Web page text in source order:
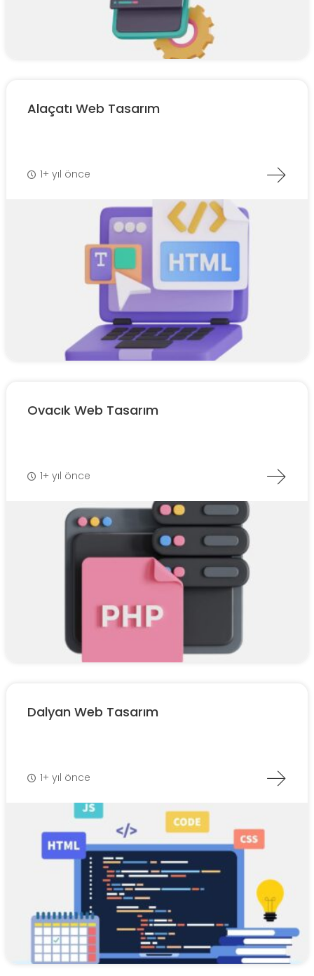
Alaçatı Web Tasarım
1+ yıl önce
Ovacık Web Tasarım
1+ yıl önce
Dalyan Web Tasarım
1+ yıl önce